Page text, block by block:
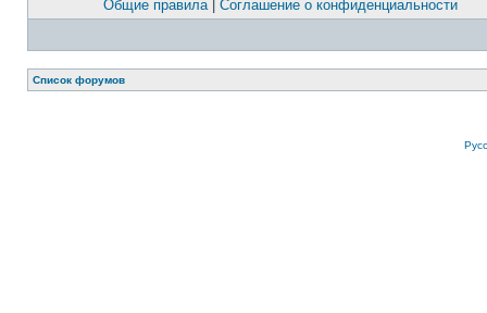
Общие правила| Соглашение о конфиденциальности
Список форумов